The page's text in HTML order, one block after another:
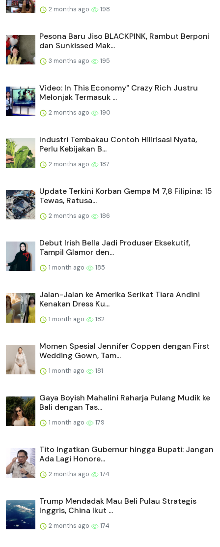
2 months ago 198
Pesona Baru Jiso BLACKPINK, Rambut Berponi
dan Sunkissed Mak...
3 months ago 195
Video: In This Economy" Crazy Rich Justru
Melonjak Termasuk ...
2 months ago 190
Industri Tembakau Contoh Hilirisasi Nyata,
Perlu Kebijakan B...
2 months ago 187
Update Terkini Korban Gempa M 7,8 Filipina: 15
Tewas, Ratusa...
2 months ago 186
Debut Irish Bella Jadi Produser Eksekutif,
Tampil Glamor den...
1 month ago 185
Jalan-Jalan ke Amerika Serikat Tiara Andini
Kenakan Dress Ku...
1 month ago 182
Momen Spesial Jennifer Coppen dengan First
Wedding Gown, Tam...
1 month ago 181
Gaya Boyish Mahalini Raharja Pulang Mudik ke
Bali dengan Tas...
1 month ago 179
Tito Ingatkan Gubernur hingga Bupati: Jangan
Ada Lagi Honore...
2 months ago 174
Trump Mendadak Mau Beli Pulau Strategis
Inggris, China Ikut ...
2 months ago 174